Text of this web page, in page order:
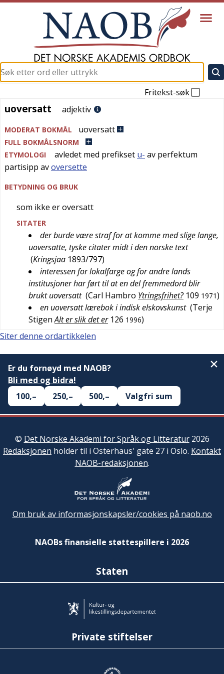
Fritekst-søk
uoversatt
uoversatt adjektiv
MODERAT BOKMÅL uoversatt
FULL BOKMÅLSNORM
ETYMOLOGI
avledet med prefikset u- av perfektum
partisipp avoversette
BETYDNING OG BRUK
som ikke er oversatt
SITATER
der burde være straf for at komme med slige lange,
uoversatte, tyske citater midt i den norske text
(Kringsjaa 1893/797)
interessen for lokalfarge og for andre lands
institusjoner har ført til at en del fremmedord blir
brukt uoversatt (Carl Hambro Ytringsfrihet? 109 1971)
en uoversatt lærebok i indisk elskovskunst (Terje
Stigen Alt er slik det er 126 1996)
Siter denne ordartikkelen
Er du fornøyd med NAOB?
Bli med og bidra!
100,–
250,– 500,– Valgfri sum
© Det Norske Akademi for Språk og Litteratur2026
Redaksjonen holder til i Osterhaus' gate 27 i Oslo. Kontakt
NAOB-redaksjonen.
Om bruk av informasjonskapsler/cookies på naob.no
NAOBs finansielle støttespillere i 2026
Staten
Private stiftelser